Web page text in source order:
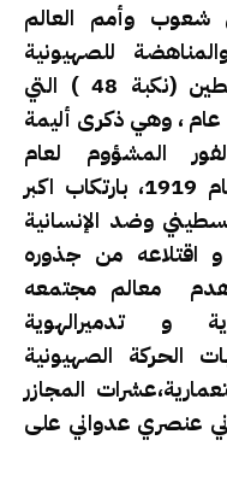
شعوب وأمم العالم
للصهيونية
والأمبريالية ذكرى اغتصاب فلسطين (نكبة 48 ) التي
، وهي ذكرى أليمة
المشؤوم لعام
1917واتفاقية فيصل-وايزمان لعام 1919، بارتكاب اكبر
وضد الإنسانية
اقتلاعه من جذوره
معالم مجتمعه
و تدميرالهوية
الحركة الصهيونية
المجازر
عنصري عدواني على